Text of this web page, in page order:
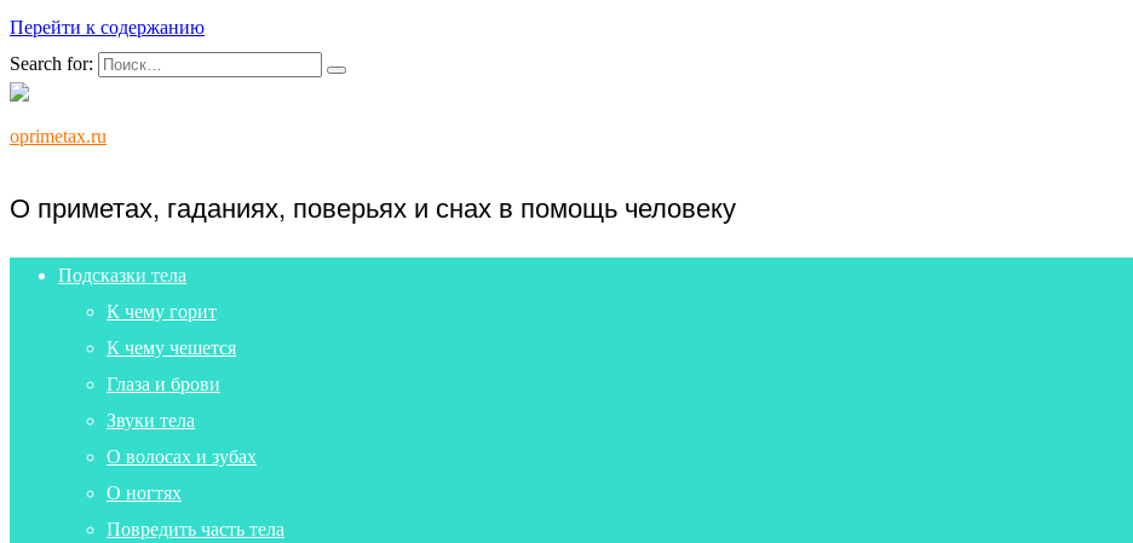
Перейти к содержанию
Search for:
oprimetax.ru
О приметах, гаданиях, поверьях и снах в помощь человеку
Подсказки тела
К чему горит
К чему чешется
Глаза и брови
Звуки тела
О волосах и зубах
О ногтях
Повредить часть тела